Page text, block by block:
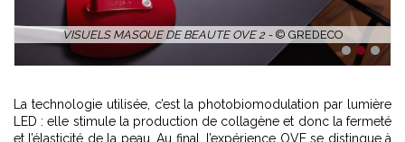
VISUELS MASQUE DE BEAUTE OVE 2 - © GREDECO
1 2 3
La technologie utilisée, c’est la photobiomodulation par lumière
LED : elle stimule la production de collagène et donc la fermeté
et l’élasticité de la peau. Au final, l’expérience OVE se distingue à